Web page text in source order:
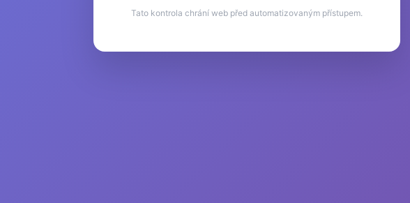
Tato kontrola chrání web před automatizovaným přístupem.